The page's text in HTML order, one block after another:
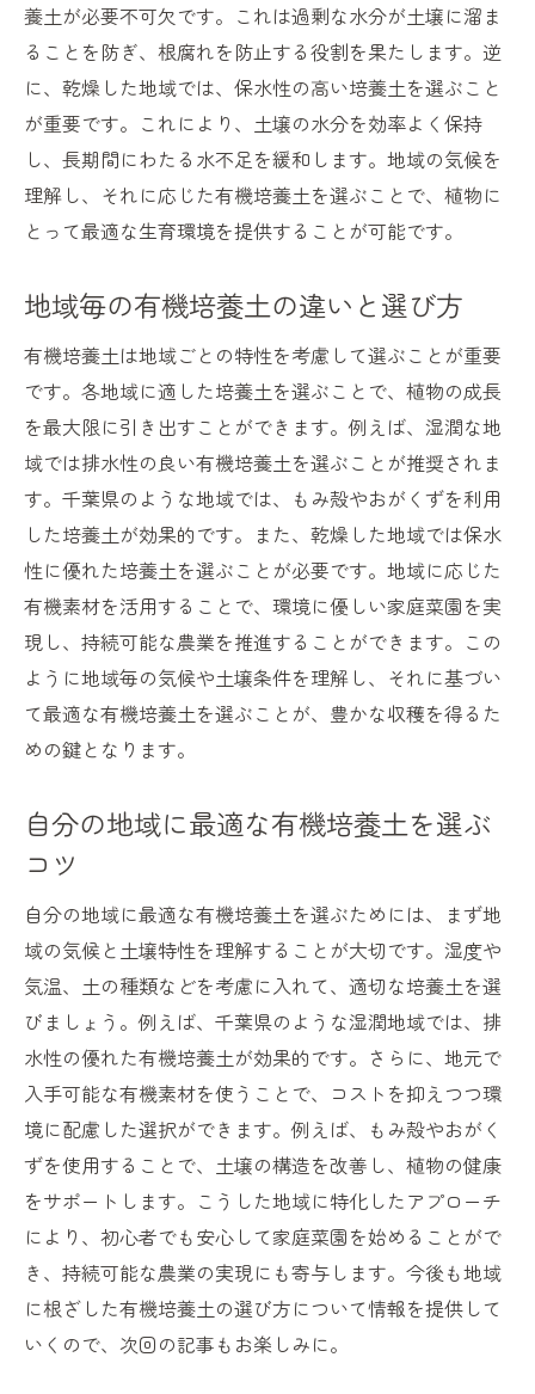
養土が必要不可欠です。これは過剰な水分が土壌に溜ま
ることを防ぎ、根腐れを防止する役割を果たします。逆
に、乾燥した地域では、保水性の高い培養土を選ぶこと
が重要です。これにより、土壌の水分を効率よく保持
し、長期間にわたる水不足を緩和します。地域の気候を
理解し、それに応じた有機培養土を選ぶことで、植物に
とって最適な生育環境を提供することが可能です。
地域毎の有機培養土の違いと選び方
有機培養土は地域ごとの特性を考慮して選ぶことが重要
です。各地域に適した培養土を選ぶことで、植物の成長
を最大限に引き出すことができます。例えば、湿潤な地
域では排水性の良い有機培養土を選ぶことが推奨されま
す。千葉県のような地域では、もみ殻やおがくずを利用
した培養土が効果的です。また、乾燥した地域では保水
性に優れた培養土を選ぶことが必要です。地域に応じた
有機素材を活用することで、環境に優しい家庭菜園を実
現し、持続可能な農業を推進することができます。この
ように地域毎の気候や土壌条件を理解し、それに基づい
て最適な有機培養土を選ぶことが、豊かな収穫を得るた
めの鍵となります。
自分の地域に最適な有機培養土を選ぶ
コツ
自分の地域に最適な有機培養土を選ぶためには、まず地
域の気候と土壌特性を理解することが大切です。湿度や
気温、土の種類などを考慮に入れて、適切な培養土を選
びましょう。例えば、千葉県のような湿潤地域では、排
水性の優れた有機培養土が効果的です。さらに、地元で
入手可能な有機素材を使うことで、コストを抑えつつ環
境に配慮した選択ができます。例えば、もみ殻やおがく
ずを使用することで、土壌の構造を改善し、植物の健康
をサポートします。こうした地域に特化したアプローチ
により、初心者でも安心して家庭菜園を始めることがで
き、持続可能な農業の実現にも寄与します。今後も地域
に根ざした有機培養土の選び方について情報を提供して
いくので、次回の記事もお楽しみに。